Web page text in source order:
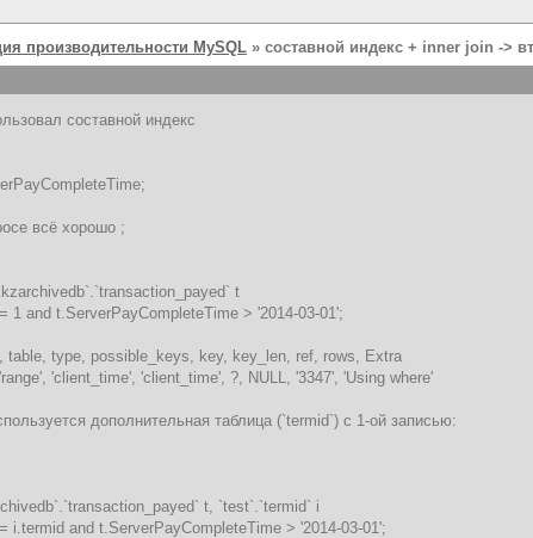
производительности MySQL » составной индекс + inner join ->
составной индекс
всё хорошо ;
t
1 and t.ServerPayCompleteTime > '2014-03-01';
table, type, possible_keys, key, key_len, ref, rows, Extra
'client_time', 'client_time', ?, NULL, '3347', 'Using where'
дополнительная таблица (`termid`) с 1-ой записью:
t, `test`.`termid` i
i.termid and t.ServerPayCompleteTime > '2014-03-01';